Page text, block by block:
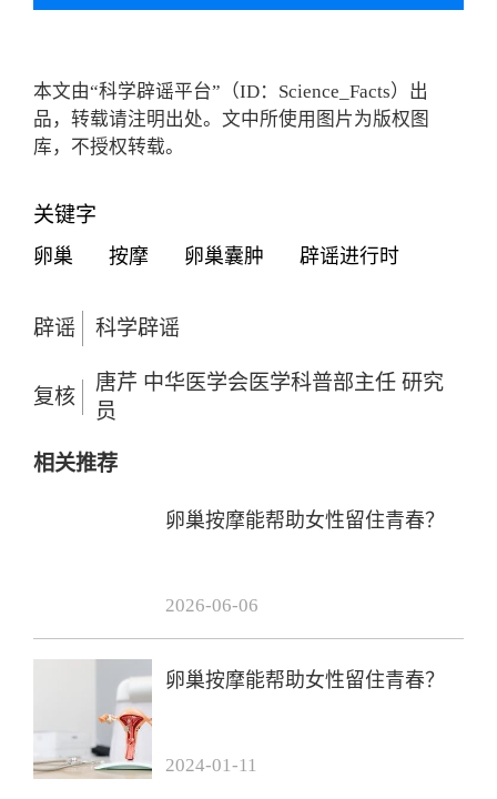
本文由“科学辟谣平台”（ID：Science_Facts）出
品，转载请注明出处。文中所使用图片为版权图
库，不授权转载。
关键字
卵巢 按摩 卵巢囊肿 辟谣进行时
辟谣 科学辟谣
复核
唐芹 中华医学会医学科普部主任 研究
员
相关推荐
卵巢按摩能帮助女性留住青春？
2026-06-06
卵巢按摩能帮助女性留住青春？
2024-01-11